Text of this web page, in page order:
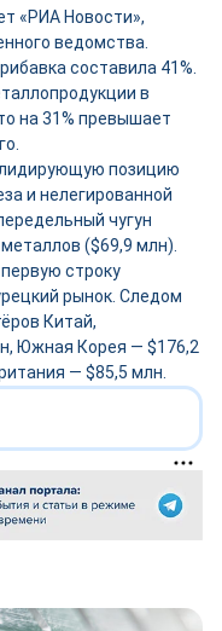
«РИА Новости»,
ведомства.
составила 41%.
в
на 31% превышает
лидирующую позицию
и нелегированной
чугун
($69,9 млн).
строку
рынок. Следом
Китай,
Южная Корея — $176,2
— $85,5 млн.